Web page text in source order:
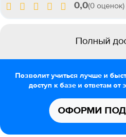
0,0(0 оценок)
Полный
Позволит учиться лучше и
доступ к базе и ответам от
ОФОРМИ